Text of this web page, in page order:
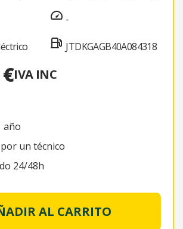
-
JTDKGAGB40A084318
IVA INC
año
un técnico
24/48h
AL CARRITO